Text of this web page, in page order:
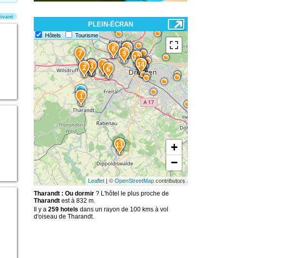
PLEIN-ÉCRAN
Hôtels Tourisme
15
14
13
12
11
10
9
8
7
6
5
4
3
2
1
+
−
Leaflet | ©OpenStreetMap contributors
Tharandt : Ou dormir? L'hôtel le plus proche de
Tharandtest à 832 m.
Il y a 259 hotels dans un rayon de 100 kms à vol
d'oiseau de Tharandt.